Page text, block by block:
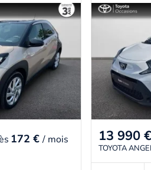
172 €/ mois 13 990 €
TOYOTA